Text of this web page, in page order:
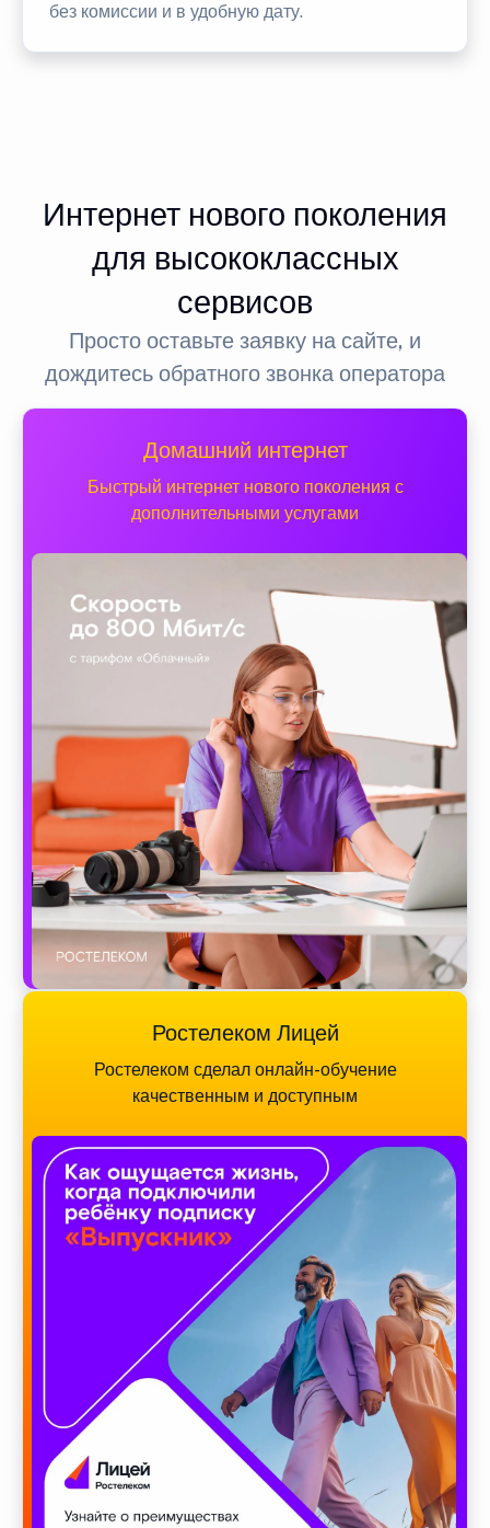
без комиссии и в удобную дату.
Интернет нового поколения
для высококлассных
сервисов
Просто оставьте заявку на сайте, и
дождитесь обратного звонка оператора
Домашний интернет
Быстрый интернет нового поколения с
дополнительными услугами
Ростелеком Лицей
Ростелеком сделал онлайн-обучение
качественным и доступным